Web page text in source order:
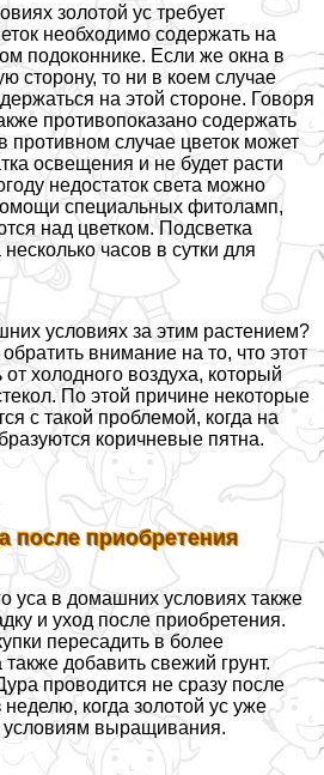
золотой ус требует
необходимо содержать на
подоконнике. Если же окна в
сторону, то ни в коем случае
на этой стороне. Говоря
противопоказано содержать
противном случае цветок может
освещения и не будет расти
недостаток света можно
специальных фитоламп,
над цветком. Подсветка
часов в сутки для
условиях за этим растением?
внимание на то, что этот
от холодного воздуха, который
По этой причине некоторые
с такой проблемой, когда на
коричневые пятна.
после приобретения
уса в домашних условиях также
и уход после приобретения.
пересадить в более
добавить свежий грунт.
проводится не сразу после
когда золотой ус уже
условиям выращивания.